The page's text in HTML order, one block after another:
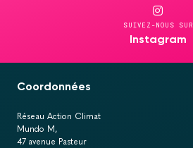
SUIVEZ-NOUS SUR
Instagram
Coordonnées
Réseau Action Climat
Mundo M,
47 avenue Pasteur